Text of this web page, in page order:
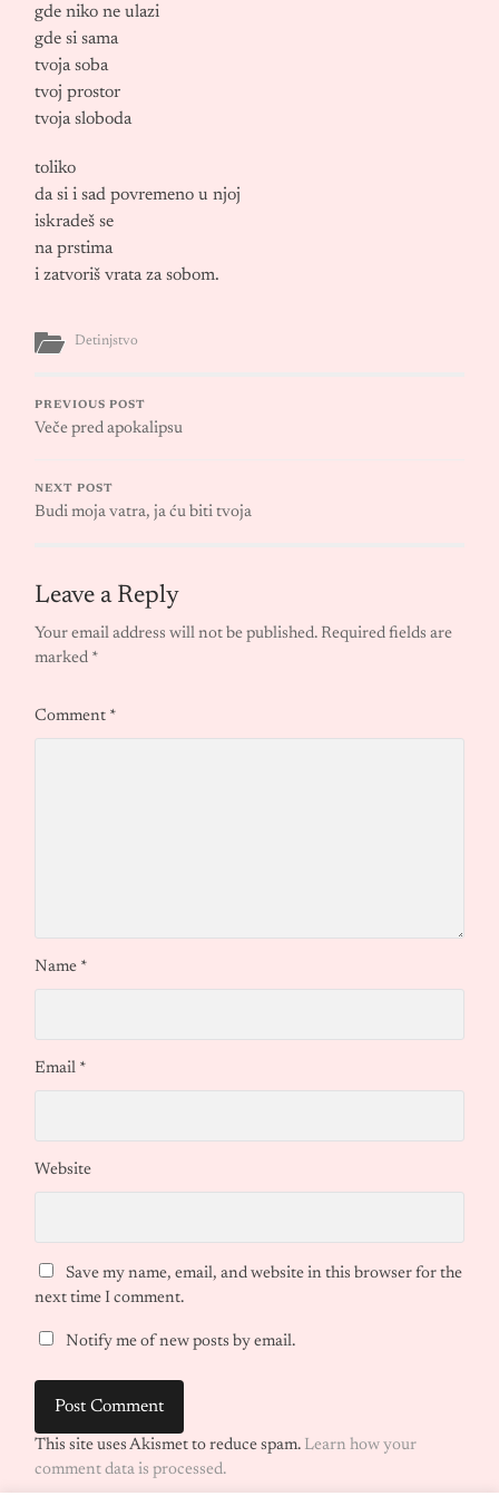
gde niko ne ulazi
gde si sama
tvoja soba
tvoj prostor
tvoja sloboda
toliko
da si i sad povremeno u njoj
iskradeš se
na prstima
i zatvoriš vrata za sobom.
Detinjstvo
PREVIOUS POST
Veče pred apokalipsu
NEXT POST
Budi moja vatra, ja ću biti tvoja
Leave a Reply
Your email address will not be published. Required fields are
marked *
Comment *
Name *
Email *
Website
Save my name, email, and website in this browser for the
next time I comment.
Notify me of new posts by email.
This site uses Akismet to reduce spam. Learn how your
comment data is processed.